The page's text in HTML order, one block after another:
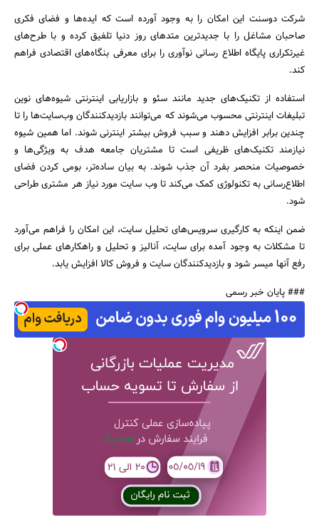
شرکت دوسنت این امکان را به وجود آورده است که ایده‌ها و فضای فکری
صاحبان مشاغل را با جدیدترین متدهای روز دنیا تلفیق کرده و با طرح‌های
غیرتکراری پایگاه اطلاع رسانی نوآوری را برای معرفی بنگاه‌های اقتصادی فراهم
کند.
استفاده از تکنیک‌های جدید مانند سئو و بازاریابی اینترنتی شیوه‌های نوین
تبلیغات اینترنتی محسوب می‌شوند که می‌توانند بازدیدکنندگان وب‌سایت‌ها را تا
چندین برابر افزایش دهند و سبب فروش بیشتر اینترنی شوند. اما همین شیوه
نیازمند تکنیک‌های ظریفی است تا مشتریان جامعه هدف به ویژگی‌ها و
خصوصیات منحصر بفرد آن جذب شوند. به بیان ساده‌تر، بومی کردن فضای
اطلاع‌رسانی به تکنولوژی کمک می‌کند تا وب سایت مورد نیاز هر مشتری طراحی
شود.
ضمن اینکه به کارگیری سرویس‌های تحلیل سایت، این امکان را فراهم می‌آورد
تا مشکلات به وجود آمده برای سایت، آنالیز و تحلیل و راهکارهای عملی برای
رفع آنها میسر شود و بازدیدکنندگان سایت و فروش کالا افزایش یابد.
### پایان خبر رسمی